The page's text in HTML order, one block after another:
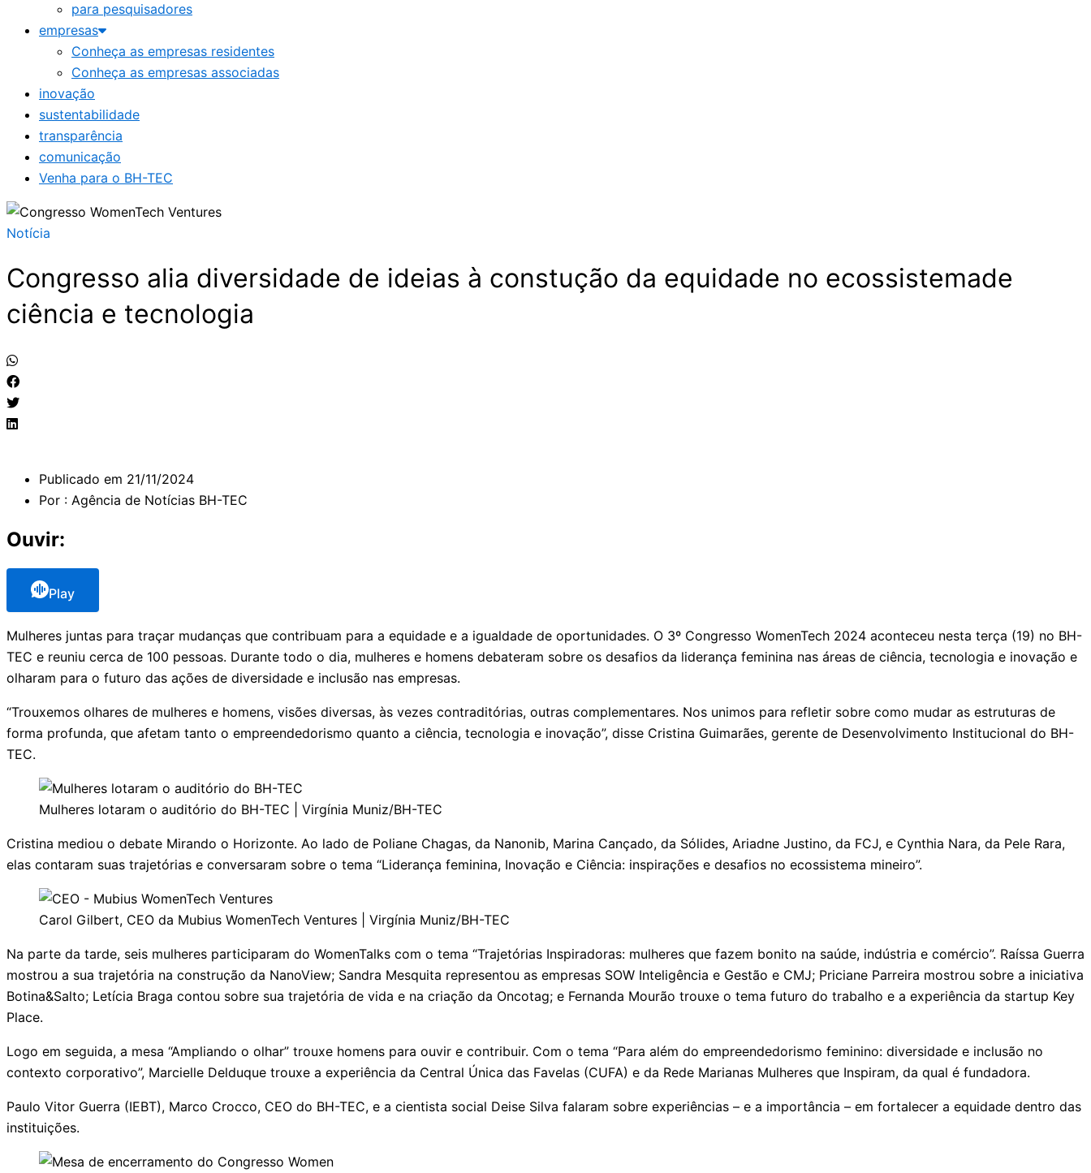
para pesquisadores
empresas
Conheça as empresas residentes
Conheça as empresas associadas
inovação
sustentabilidade
transparência
comunicação
Venha para o BH-TEC
Notícia
Congresso alia diversidade de ideias à constução da equidade no ecossistemade
ciência e tecnologia
Publicado em 21/11/2024
Por : Agência de Notícias BH-TEC
Ouvir:
Play
Mulheres juntas para traçar mudanças que contribuam para a equidade e a igualdade de oportunidades. O 3º Congresso WomenTech 2024 aconteceu nesta terça (19) no BH-
TEC e reuniu cerca de 100 pessoas. Durante todo o dia, mulheres e homens debateram sobre os desafios da liderança feminina nas áreas de ciência, tecnologia e inovação e
olharam para o futuro das ações de diversidade e inclusão nas empresas.
“Trouxemos olhares de mulheres e homens, visões diversas, às vezes contraditórias, outras complementares. Nos unimos para refletir sobre como mudar as estruturas de
forma profunda, que afetam tanto o empreendedorismo quanto a ciência, tecnologia e inovação”, disse Cristina Guimarães, gerente de Desenvolvimento Institucional do BH-
TEC.
Mulheres lotaram o auditório do BH-TEC | Virgínia Muniz/BH-TEC
Cristina mediou o debate Mirando o Horizonte. Ao lado de Poliane Chagas, da Nanonib, Marina Cançado, da Sólides, Ariadne Justino, da FCJ, e Cynthia Nara, da Pele Rara,
elas contaram suas trajetórias e conversaram sobre o tema “Liderança feminina, Inovação e Ciência: inspirações e desafios no ecossistema mineiro”.
Carol Gilbert, CEO da Mubius WomenTech Ventures | Virgínia Muniz/BH-TEC
Na parte da tarde, seis mulheres participaram do WomenTalks com o tema “Trajetórias Inspiradoras: mulheres que fazem bonito na saúde, indústria e comércio”. Raíssa Guerra
mostrou a sua trajetória na construção da NanoView; Sandra Mesquita representou as empresas SOW Inteligência e Gestão e CMJ; Priciane Parreira mostrou sobre a iniciativa
Botina&Salto; Letícia Braga contou sobre sua trajetória de vida e na criação da Oncotag; e Fernanda Mourão trouxe o tema futuro do trabalho e a experiência da startup Key
Place.
Logo em seguida, a mesa “Ampliando o olhar” trouxe homens para ouvir e contribuir. Com o tema “Para além do empreendedorismo feminino: diversidade e inclusão no
contexto corporativo”, Marcielle Delduque trouxe a experiência da Central Única das Favelas (CUFA) e da Rede Marianas Mulheres que Inspiram, da qual é fundadora.
Paulo Vitor Guerra (IEBT), Marco Crocco, CEO do BH-TEC, e a cientista social Deise Silva falaram sobre experiências – e a importância – em fortalecer a equidade dentro das
instituições.